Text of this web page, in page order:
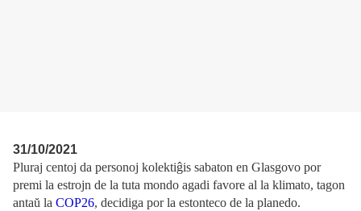
31/10/2021
Pluraj centoj da personoj kolektiĝis sabaton en Glasgovo por
premi la estrojn de la tuta mondo agadi favore al la klimato, tagon
antaŭ la COP26, decidiga por la estonteco de la planedo.